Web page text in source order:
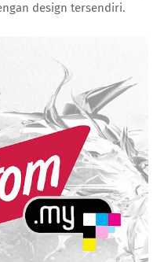
design tersendiri.